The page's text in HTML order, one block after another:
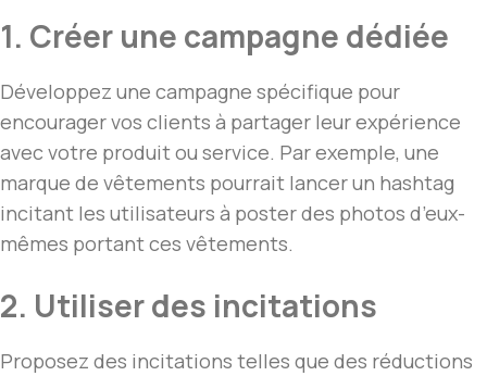
1. Créer une campagne dédiée
Développez une campagne spécifique pour
encourager vos clients à partager leur expérience
avec votre produit ou service. Par exemple, une
marque de vêtements pourrait lancer un hashtag
incitant les utilisateurs à poster des photos d’eux-
mêmes portant ces vêtements.
2. Utiliser des incitations
Proposez des incitations telles que des réductions